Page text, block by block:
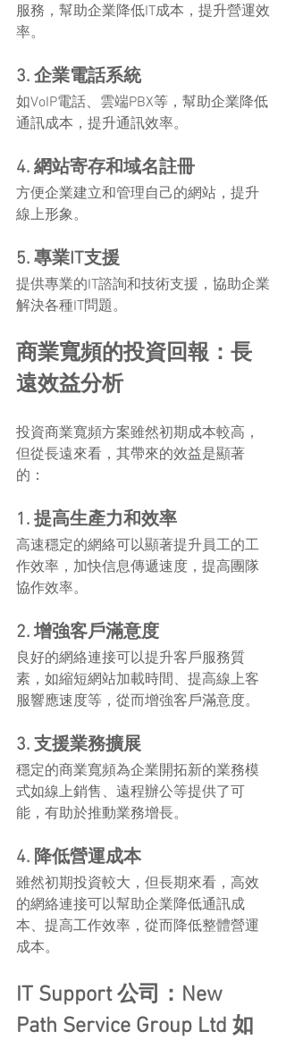
服務，幫助企業降低IT成本，提升營運效
率。
3. 企業電話系統
如VoIP電話、雲端PBX等，幫助企業降低
通訊成本，提升通訊效率。
4. 網站寄存和域名註冊
方便企業建立和管理自己的網站，提升
線上形象。
5. 專業IT支援
提供專業的IT諮詢和技術支援，協助企業
解決各種IT問題。
商業寬頻的投資回報：長
遠效益分析
投資商業寬頻方案雖然初期成本較高，
但從長遠來看，其帶來的效益是顯著
的：
1. 提高生產力和效率
高速穩定的網絡可以顯著提升員工的工
作效率，加快信息傳遞速度，提高團隊
協作效率。
2. 增強客戶滿意度
良好的網絡連接可以提升客戶服務質
素，如縮短網站加載時間、提高線上客
服響應速度等，從而增強客戶滿意度。
3. 支援業務擴展
穩定的商業寬頻為企業開拓新的業務模
式如線上銷售、遠程辦公等提供了可
能，有助於推動業務增長。
4. 降低營運成本
雖然初期投資較大，但長期來看，高效
的網絡連接可以幫助企業降低通訊成
本、提高工作效率，從而降低整體營運
成本。
IT Support 公司：New
Path Service Group Ltd 如